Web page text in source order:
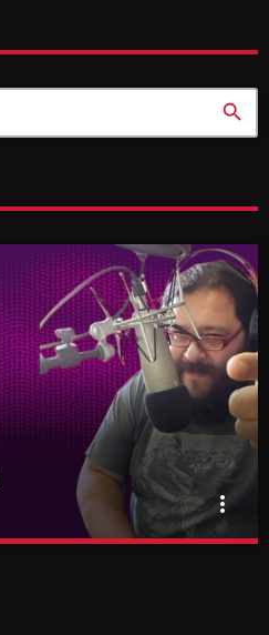
search
more_vert